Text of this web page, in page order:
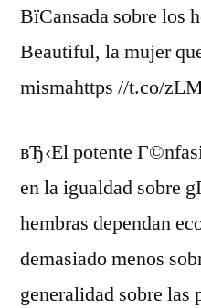
ВїCansada sobre los
Beautiful, la mujer
mismahttps //t.co/
вЂ‹El potente
en la igualdad sobre
hembras dependan
demasiado menos
generalidad sobre las